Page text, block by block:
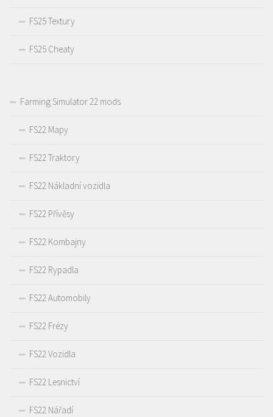
FS25 Textury
FS25 Cheaty
Farming Simulator 22 mods
FS22 Mapy
FS22 Traktory
FS22 Nákladní vozidla
FS22 Přívěsy
FS22 Kombajny
FS22 Rypadla
FS22 Automobily
FS22 Frézy
FS22 Vozidla
FS22 Lesnictví
FS22 Nářadí